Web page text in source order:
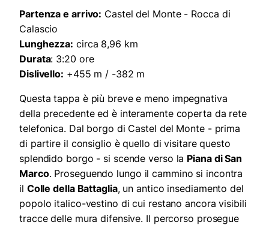
Partenza e arrivo: Castel del Monte - Rocca di
Calascio
Lunghezza: circa 8,96 km
Durata: 3:20 ore
Dislivello: +455 m / -382 m
Questa tappa è più breve e meno impegnativa
della precedente ed è interamente coperta da rete
telefonica. Dal borgo di Castel del Monte - prima
di partire il consiglio è quello di visitare questo
splendido borgo - si scende verso la Piana di San
Marco. Proseguendo lungo il cammino si incontra
il Colle della Battaglia, un antico insediamento del
popolo italico-vestino di cui restano ancora visibili
tracce delle mura difensive. Il percorso prosegue